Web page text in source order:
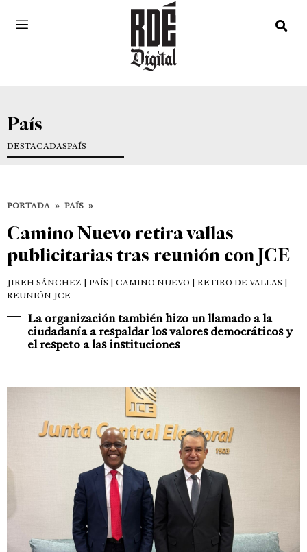
País
DESTACADASPAÍS
PORTADA » PAÍS »
Camino Nuevo retira vallas
publicitarias tras reunión con JCE
JIREH SÁNCHEZ | PAÍS | CAMINO NUEVO | RETIRO DE VALLAS |
REUNIÓN JCE
La organización también hizo un llamado a la
ciudadanía a respaldar los valores democráticos y
el respeto a las instituciones